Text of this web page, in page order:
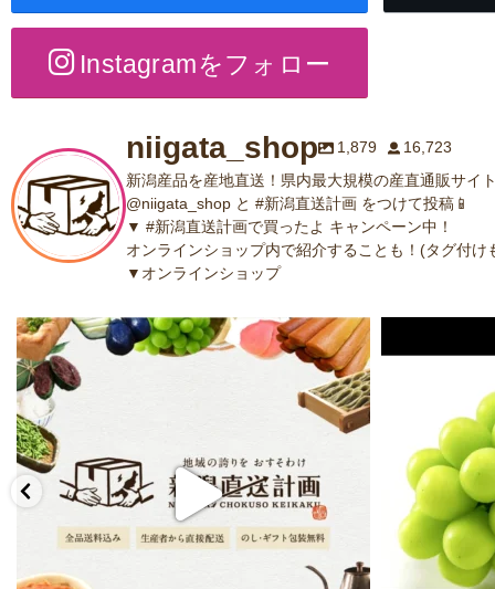
Instagramをフォロー
niigata_shop 1,879
16,723
新潟産品を産地直送！県内最大規模の産直通販サイ
@niigata_shop と #新潟直送計画 をつけて投稿📱
▼ #新潟直送計画で買ったよ キャンペーン中！
オンラインショップ内で紹介することも！(タグ付け
▼オンラインショップ